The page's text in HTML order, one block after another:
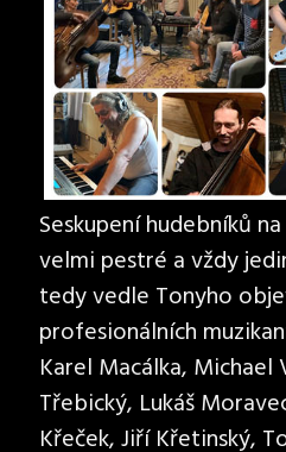
Seskupení hudebníků
velmi pestré a vždy
tedy vedle Tonyho
profesionálních
Karel Macálka, Michael
Třebický, Lukáš
Křeček, Jiří Křetinský,